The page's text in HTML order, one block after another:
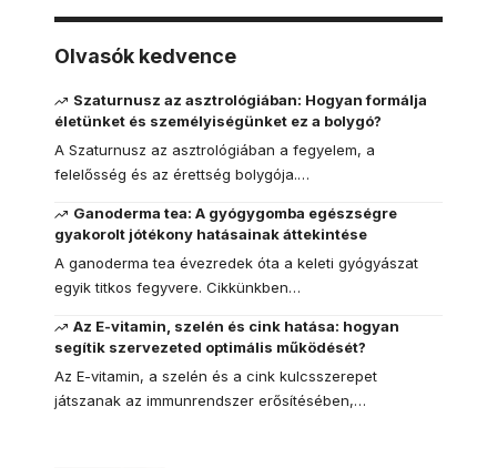
Olvasók kedvence
Szaturnusz az asztrológiában: Hogyan formálja
életünket és személyiségünket ez a bolygó?
A Szaturnusz az asztrológiában a fegyelem, a
felelősség és az érettség bolygója.…
Ganoderma tea: A gyógygomba egészségre
gyakorolt jótékony hatásainak áttekintése
A ganoderma tea évezredek óta a keleti gyógyászat
egyik titkos fegyvere. Cikkünkben…
Az E-vitamin, szelén és cink hatása: hogyan
segítik szervezeted optimális működését?
Az E-vitamin, a szelén és a cink kulcsszerepet
játszanak az immunrendszer erősítésében,…